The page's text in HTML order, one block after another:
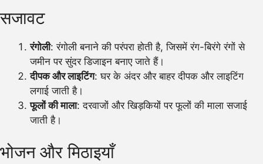
सजावट
रंगोली: रंगोली बनाने की परंपरा होती है, जिसमें रंग-बिरंगे रंगों से
जमीन पर सुंदर डिजाइन बनाए जाते हैं।
दीपक और लाइटिंग: घर के अंदर और बाहर दीपक और लाइटिंग
लगाई जाती है।
फूलों की माला: दरवाजों और खिड़कियों पर फूलों की माला सजाई
जाती है।
भोजन और मिठाइयाँ